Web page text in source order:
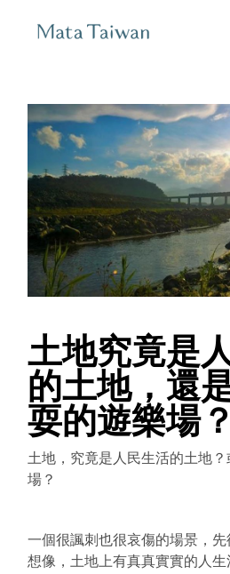
土地究竟是
的土地，還
耍的遊樂場？
土地，究竟是人民生活的土地
場？
一個很諷刺也很哀傷的場景，
想像，土地上有真真實實的人